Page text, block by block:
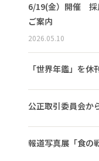
6/19(金）開催 採
ご案内
2026.05.10
「世界年鑑」を休
公正取引委員会か
報道写真展「食の